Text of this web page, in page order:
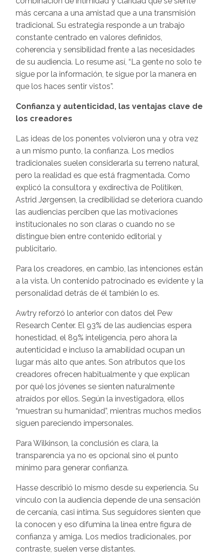
más cercana a una amistad que a una transmisión
tradicional. Su estrategia responde a un trabajo
constante centrado en valores definidos,
coherencia y sensibilidad frente a las necesidades
de su audiencia. Lo resume así, “La gente no solo te
sigue por la información, te sigue por la manera en
que los haces sentir vistos”.
Confianza y autenticidad, las ventajas clave de
los creadores
Las ideas de los ponentes volvieron una y otra vez
a un mismo punto, la confianza. Los medios
tradicionales suelen considerarla su terreno natural,
pero la realidad es que está fragmentada. Como
explicó la consultora y exdirectiva de Politiken,
Astrid Jørgensen, la credibilidad se deteriora cuando
las audiencias perciben que las motivaciones
institucionales no son claras o cuando no se
distingue bien entre contenido editorial y
publicitario.
Para los creadores, en cambio, las intenciones están
a la vista. Un contenido patrocinado es evidente y la
personalidad detrás de él también lo es.
Awtry reforzó lo anterior con datos del Pew
Research Center. El 93% de las audiencias espera
honestidad, el 89% inteligencia, pero ahora la
autenticidad e incluso la amabilidad ocupan un
lugar más alto que antes. Son atributos que los
creadores ofrecen habitualmente y que explican
por qué los jóvenes se sienten naturalmente
atraídos por ellos. Según la investigadora, ellos
“muestran su humanidad”, mientras muchos medios
siguen pareciendo impersonales.
Para Wilkinson, la conclusión es clara, la
transparencia ya no es opcional sino el punto
mínimo para generar confianza.
Hasse describió lo mismo desde su experiencia. Su
vínculo con la audiencia depende de una sensación
de cercanía, casi íntima. Sus seguidores sienten que
la conocen y eso difumina la línea entre figura de
confianza y amiga. Los medios tradicionales, por
contraste, suelen verse distantes.